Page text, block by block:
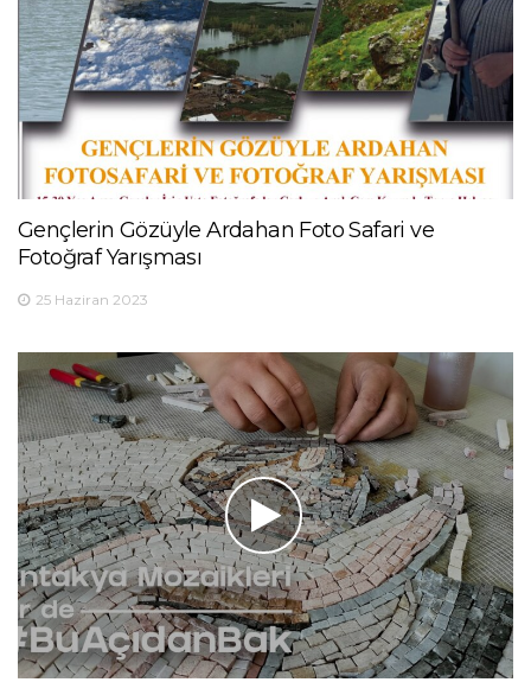
Gençlerin Gözüyle Ardahan Foto Safari ve
Fotoğraf Yarışması
25 Haziran 2023